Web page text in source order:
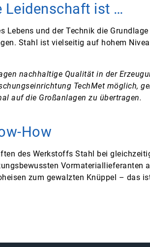
Leidenschaft ist …
und der Technik die
Stahl ist vielseitig auf hohem
nachhaltige Qualität in der
TechMet möglich,
auf die Großanlagen zu übertragen.
How
des Werkstoffs Stahl bei
Vormateriallieferanten
zum gewalzten Knüppel – das